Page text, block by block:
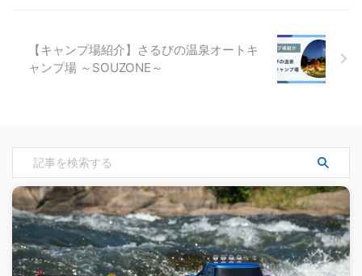
【キャンプ場紹介】さるびの温泉オートキ
ャンプ場 ～SOUZONE～